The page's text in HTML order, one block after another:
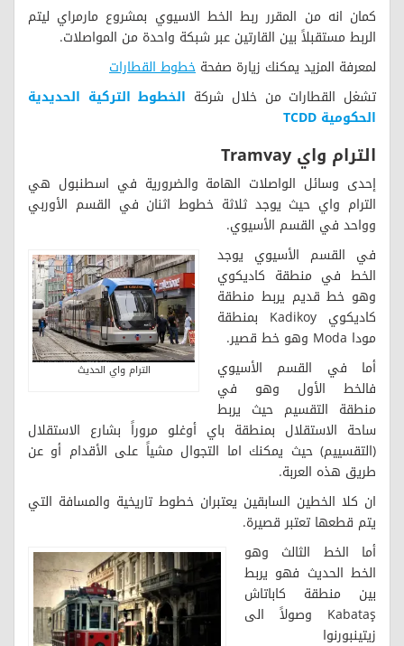
كمان انه من المقرر ربط الخط الاسيوي بمشروع مارمراي ليتم
الربط مستقبلاً بين القارتين عبر شبكة واحدة من المواصلات.
لمعرفة المزيد يمكنك زيارة صفحة خطوط القطارات
تشغل القطارات من خلال شركة الخطوط التركية الحديدية
الحكومية TCDD
الترام واي Tramvay
إحدى وسائل الواصلات الهامة والضرورية في اسطنبول هي
الترام واي حيث يوجد ثلاثة خطوط اثنان في القسم الأوربي
وواحد في القسم الأسيوي.
الترام واي الحديث
في القسم الأسيوي يوجد
الخط في منطقة كاديكوي
وهو خط قديم يربط منطقة
كاديكوي Kadikoy بمنطقة
مودا Moda وهو خط قصير.
أما في القسم الأسيوي
فالخط الأول وهو في
منطقة التقسيم حيث يربط
ساحة الاستقلال بمنطقة باي أوغلو مروراً بشارع الاستقلال
(التقسييم) حيث يمكنك اما التجوال مشياً على الأقدام أو عن
طريق هذه العربة.
ان كلا الخطين السابقين يعتبران خطوط تاريخية والمسافة التي
يتم قطعها تعتبر قصيرة.
أما الخط الثالث وهو
الخط الحديث فهو يربط
بين منطقة كاباتاش
Kabataş وصولاً الى
زيتينبورنوا